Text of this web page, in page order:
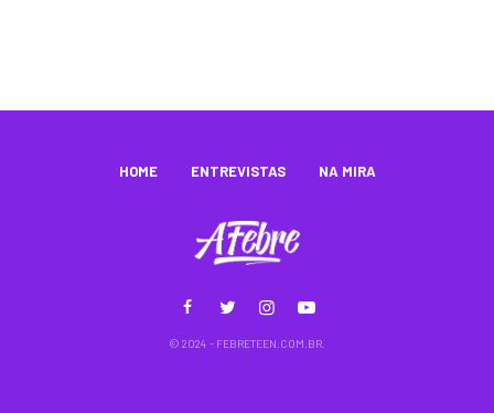
HOME ENTREVISTAS NA MIRA
© 2024 - FEBRETEEN.COM.BR.